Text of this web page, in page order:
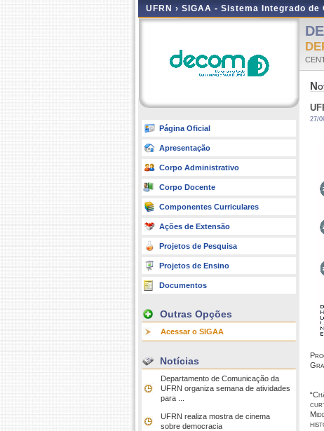
UFRN › SIGAA - Sistema Integrado
Página Oficial
Apresentação
Corpo Administrativo
Corpo Docente
Componentes Curriculares
Ações de Extensão
Projetos de Pesquisa
Projetos de Ensino
Documentos
Outras Opções
Acessar o SIGAA
Notícias
Departamento de Comunicação da
UFRN organiza semana de atividades
para ...
UFRN realiza mostra de cinema
sobre democracia
27/